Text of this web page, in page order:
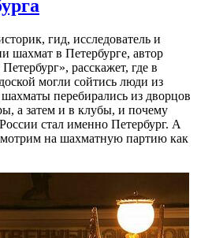
гид, исследователь и
шахмат в Петербурге, автор
расскажет, где в
могли сойтись люди из
перебирались из дворцов
а затем и в клубы, и почему
стал именно Петербург. А
на шахматную партию как